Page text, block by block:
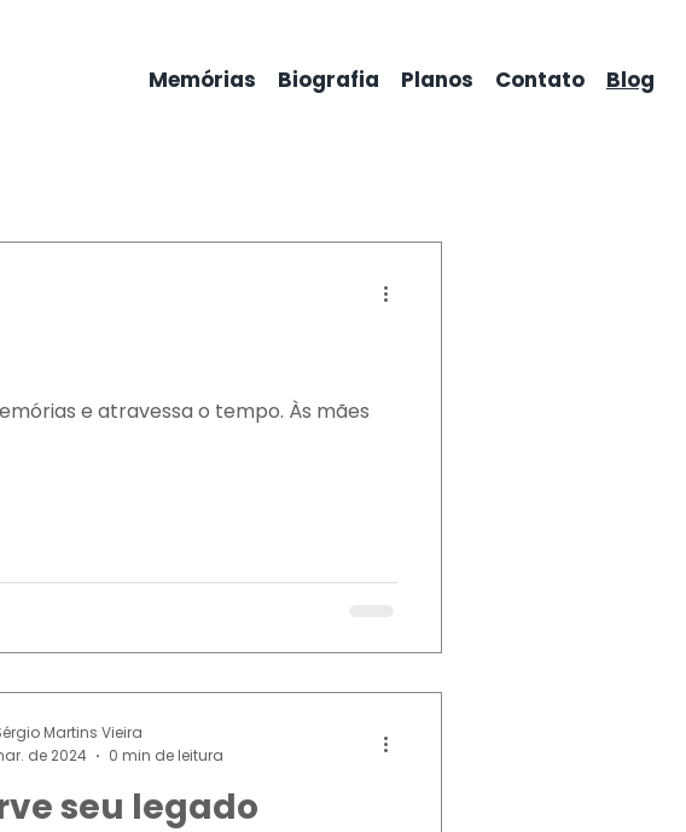
Memórias Biografia Planos Contato Blog
e atravessa o tempo. Às mães
seu legado
Martins Vieira
de 2024
0 min de leitura